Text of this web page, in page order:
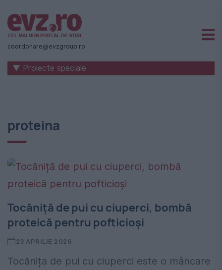
Știri
naționale
internaționale
-
Evenimentul
Zilei
coordonare@evzgroup.ro
▼ Proiecte speciale
proteina
Tocăniță de pui cu ciuperci, bombă
proteică pentru pofticioși
23 APRILIE 2026
Tocănița de pui cu ciuperci este o mâncare